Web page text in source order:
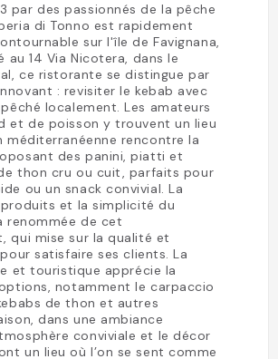
par des passionnés de la pêche
di Tonno est rapidement
sur l'île de Favignana,
au 14 Via Nicotera, dans le
ce ristorante se distingue par
: revisiter le kebab avec
localement. Les amateurs
et de poisson y trouvent un lieu
rencontre la
des panini, piatti et
thon cru ou cuit, parfaits pour
ou un snack convivial. La
et la simplicité du
renommée de cet
qui mise sur la qualité et
satisfaire ses clients. La
et touristique apprécie la
notamment le carpaccio
de thon et autres
dans une ambiance
conviviale et le décor
un lieu où l’on se sent comme